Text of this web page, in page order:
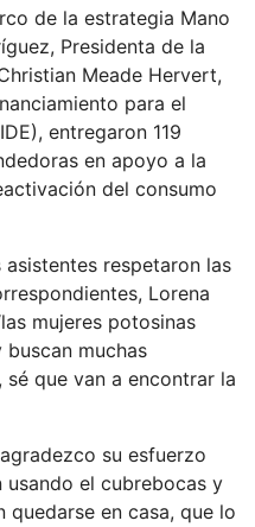
de la estrategia Mano
Presidenta de la
Meade Hervert,
para el
entregaron 119
en apoyo a la
del consumo
respetaron las
Lorena
mujeres potosinas
muchas
que van a encontrar la
su esfuerzo
el cubrebocas y
quedarse en casa, que lo